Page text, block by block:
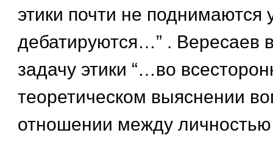
этики почти не поднимаются
дебатируются…” . Вересаев
задачу этики “…во
теоретическом выяснении
отношении между